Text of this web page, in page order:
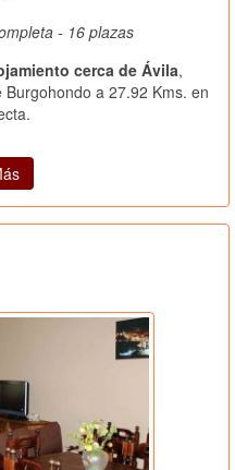
- 16 plazas
cerca de Ávila,
a 27.92 Kms. en